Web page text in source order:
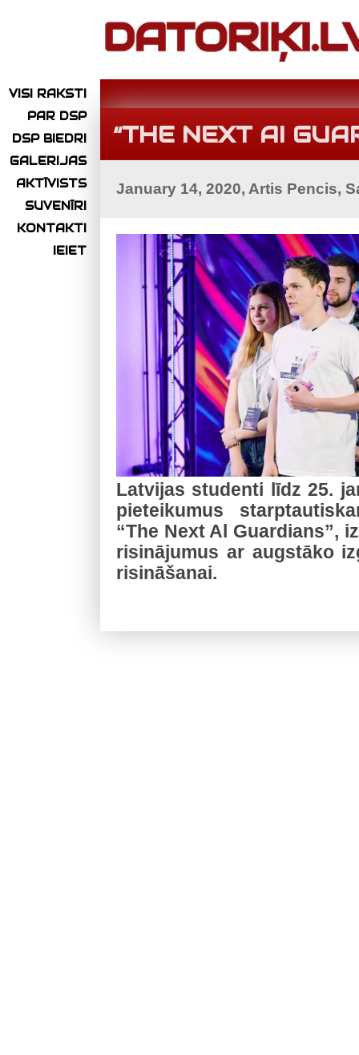
VISI RAKSTI
PAR DSP
DSP BIEDRI
GALERIJAS
AKTĪVISTS
SUVENĪRI
KONTAKTI
IEIET
“THE NEXT AI
January 14, 2020, Artis Pencis,
Latvijas studenti līdz 25.
pieteikumus
“The Next Al Guardians”,
risinājumus ar augstāko
risināšanai.